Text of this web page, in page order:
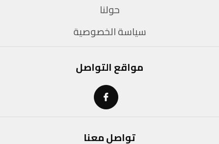
حولنا
سياسة الخصوصية
مواقع التواصل
تواصل معنا